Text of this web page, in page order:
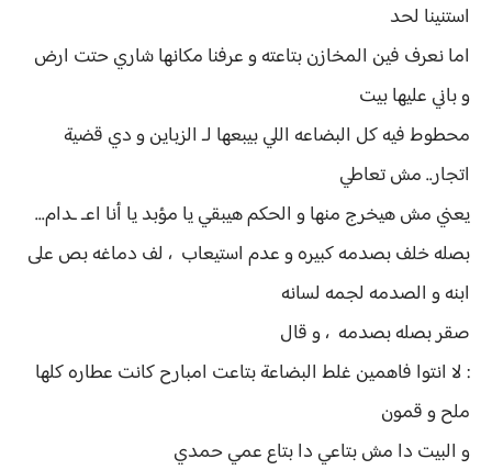
استنينا لحد
اما نعرف فين المخازن بتاعته و عرفنا مكانها شاري حتت ارض
و باني عليها بيت
محطوط فيه كل البضاعه اللي بيبعها لـ الزباين و دي قضية
اتجار.. مش تعاطي
يعني مش هيخرج منها و الحكم هيبقي يا مؤبد يا أنا اعـ ـدام...
بصله خلف بصدمه كبيره و عدم استيعاب ، لف دماغه بص على
ابنه و الصدمه لجمه لسانه
صقر بصله بصدمه ، و قال
: لا انتوا فاهمين غلط البضاعة بتاعت امبارح كانت عطاره كلها
ملح و قمون
و البيت دا مش بتاعي دا بتاع عمي حمدي